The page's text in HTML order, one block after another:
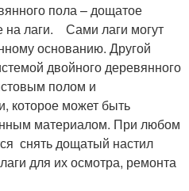
пола – дощатое
на лаги. Сами лаги могут
основанию. Другой
двойного деревянного
полом и
которое может быть
материалом. При любом
снять дощатый настил
для их осмотра, ремонта